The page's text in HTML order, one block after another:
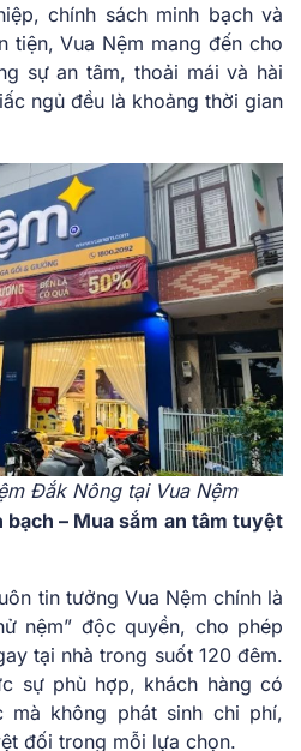
chính sách minh bạch và
tiện, Vua Nệm mang đến cho
sự an tâm, thoải mái và hài
ngủ đều là khoảng thời gian
Đắk Nông tại Vua Nệm
– Mua sắm an tâm tuyệt
tin tưởng Vua Nệm chính là
nệm” độc quyền, cho phép
tại nhà trong suốt 120 đêm.
sự phù hợp, khách hàng có
mà không phát sinh chi phí,
đối trong mỗi lựa chọn.